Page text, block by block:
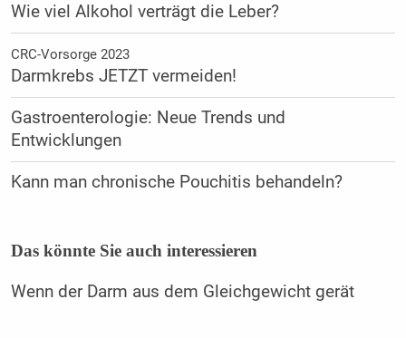
Wie viel Alkohol verträgt die Leber?
CRC-Vorsorge 2023
Darmkrebs JETZT vermeiden!
Gastroenterologie: Neue Trends und
Entwicklungen
Kann man chronische Pouchitis behandeln?
Das könnte Sie auch interessieren
Wenn der Darm aus dem Gleichgewicht gerät